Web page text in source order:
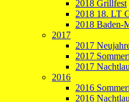
2018 Grillfest
2018 18. LT
2018 Baden-
2017
2017
2017
2017
2016
2016
2016